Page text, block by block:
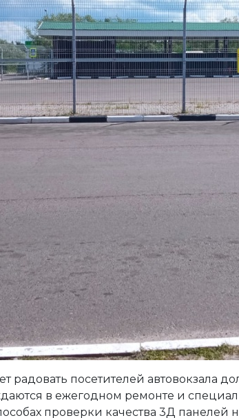
радовать посетителей автовокзала
в ежегодном ремонте и
проверки качества 3Д панелей